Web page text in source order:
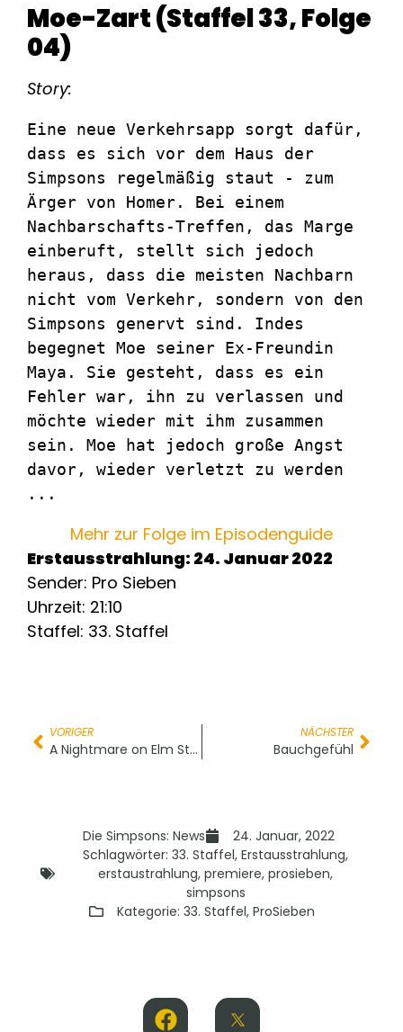
Moe-Zart (Staffel 33, Folge
04)
Story:
Eine neue Verkehrsapp sorgt dafür,
dass es sich vor dem Haus der
Simpsons regelmäßig staut - zum
Ärger von Homer. Bei einem
Nachbarschafts-Treffen, das Marge
einberuft, stellt sich jedoch
heraus, dass die meisten Nachbarn
nicht vom Verkehr, sondern von den
Simpsons genervt sind. Indes
begegnet Moe seiner Ex-Freundin
Maya. Sie gesteht, dass es ein
Fehler war, ihn zu verlassen und
möchte wieder mit ihm zusammen
sein. Moe hat jedoch große Angst
davor, wieder verletzt zu werden
...
Mehr zur Folge im Episodenguide
Erstausstrahlung: 24. Januar 2022
Sender: Pro Sieben
Uhrzeit: 21:10
Staffel: 33. Staffel
VORIGER
A Nightmare on Elm Street
NÄCHSTER
Bauchgefühl
Die Simpsons: News
24. Januar, 2022
Schlagwörter: 33. Staffel, Erstausstrahlung,
erstaustrahlung, premiere, prosieben,
simpsons
Kategorie: 33. Staffel, ProSieben